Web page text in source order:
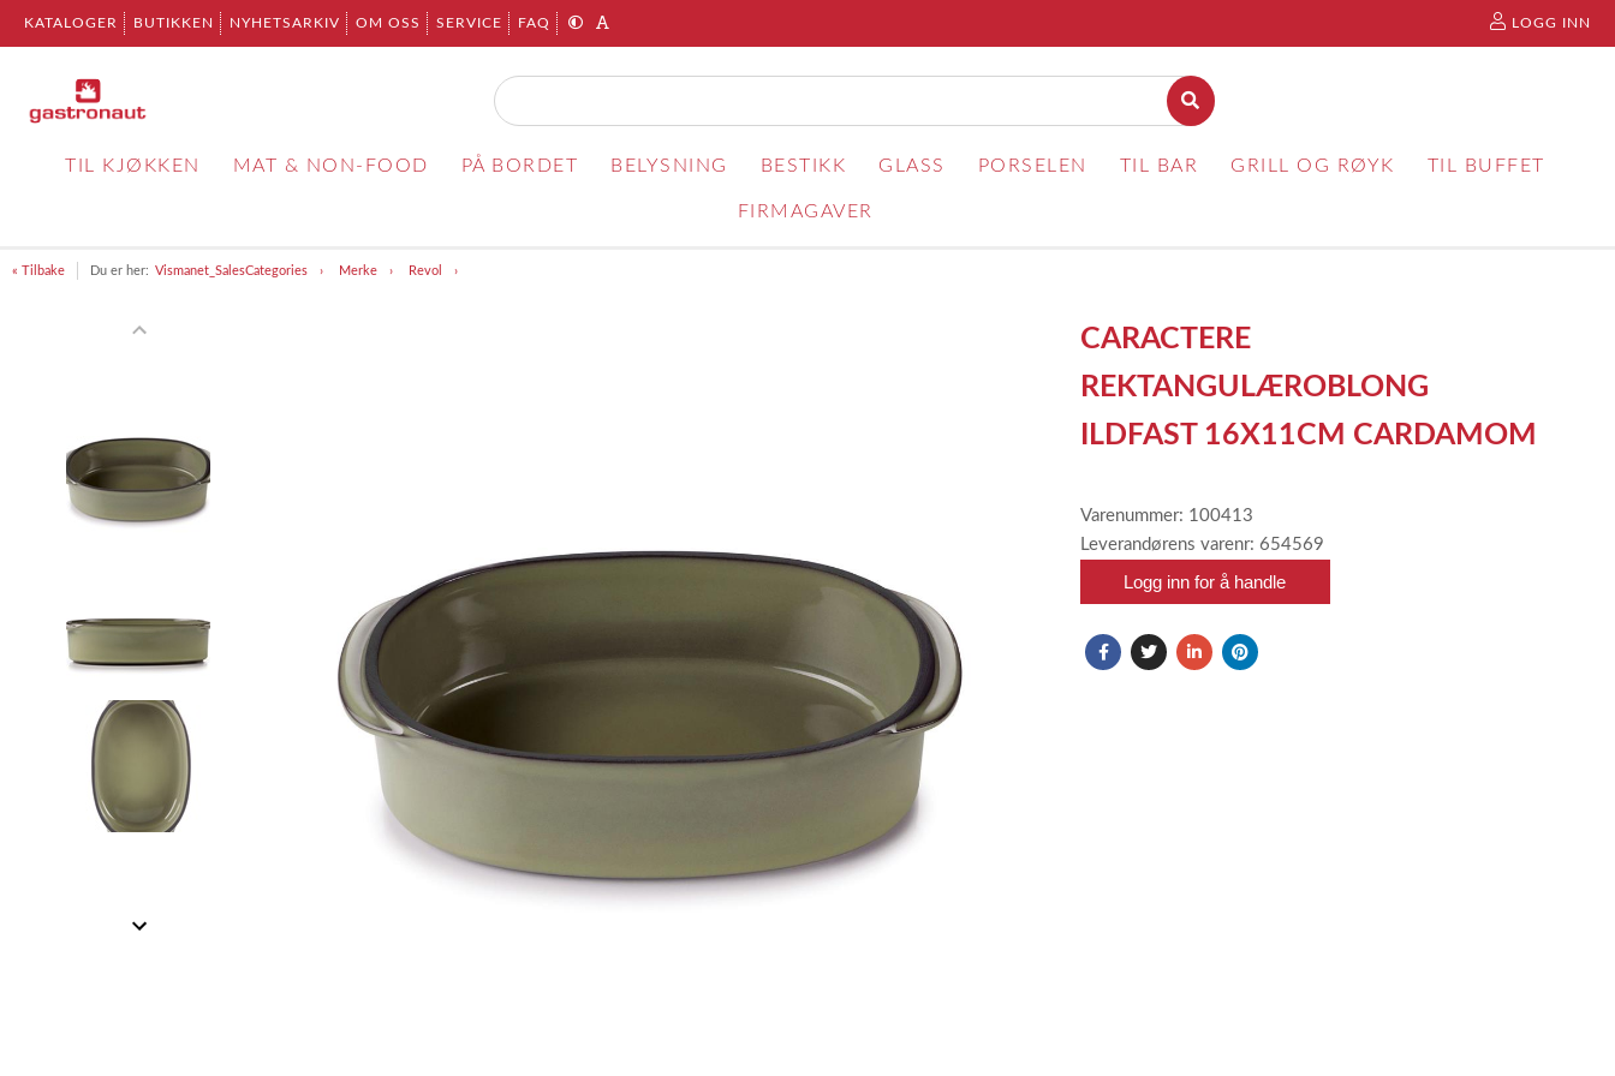
KATALOGER BUTIKKEN NYHETSARKIV OM OSS SERVICE FAQ LOGG INN
TIL KJØKKEN MAT & NON-FOOD PÅ BORDET BELYSNING BESTIKK GLASS PORSELEN TIL BAR GRILL OG RØYK TIL BUFFET
FIRMAGAVER
« Tilbake Du er her: Vismanet_SalesCategories Merke Revol
CARACTERE
REKTANGULÆROBLONG
ILDFAST 16X11CM CARDAMOM
Varenummer: 100413
Leverandørens varenr: 654569
Logg inn for å handle